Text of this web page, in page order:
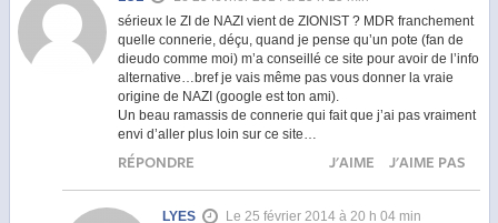
sérieux le ZI de NAZI vient de ZIONIST ? MDR franchement
quelle connerie, déçu, quand je pense qu’un pote (fan de
dieudo comme moi) m’a conseillé ce site pour avoir de l’info
alternative…bref je vais même pas vous donner la vraie
origine de NAZI (google est ton ami).
Un beau ramassis de connerie qui fait que j’ai pas vraiment
envi d’aller plus loin sur ce site…
J'AIME J'AIME PAS
RÉPONDRE
LYES
Le 25 février 2014 à 20 h 04 min